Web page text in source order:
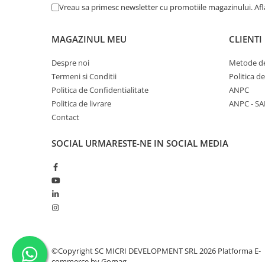
Vreau sa primesc newsletter cu promotiile magazinului.
MAGAZINUL MEU
Despre noi
Termeni si Conditii
Politica de Confidentialitate
Politica de livrare
Contact
CLIENTI
Metode
Politica
ANPC
ANPC -
SOCIAL URMARESTE-NE IN SOCIAL MEDIA
©Copyright SC MICRI DEVELOPMENT SRL 2026 Platforma E-